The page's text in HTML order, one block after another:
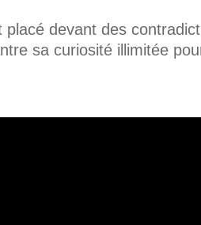
devant des
sa curiosité illimitée